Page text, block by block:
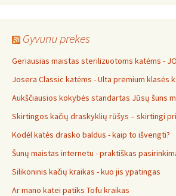
Gyvunu prekes
Geriausias maistas sterilizuotoms katėms -
Josera Classic katėms - Ulta premium klasės
Aukščiausios kokybės standartas Jūsų šuns
Skirtingos kačių draskyklių rūšys – skirtingi
Kodėl katės drasko baldus - kaip to išvengti?
Šunų maistas internetu - praktiškas
Silikoninis kačių kraikas - kuo jis ypatingas
Ar mano katei patiks Tofu kraikas